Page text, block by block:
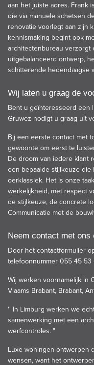
aan het juiste adres. Frank
die via manuele schetsen
renovatie voorlegt aan zijn
kennismaking begint ook
architectenbureau verzorgt
uitgebalanceerd ontwerp,
schitterende hedendaagse
Wij laten u graag de
Bent u geïnteresseerd een
Gruwez nodigt u graag uit
Bij een eerste contact met
gewoonte om eerst te
De droom van iedere klant
een bepaalde stijlkeuze
oerklassiek. Het is onze
werkelijkheid, met respect
de stijlkeuze, de concrete
Communicatie met de
Neem contact met ons
Door het contactformulier
telefoonnummer 055 45 53
Wij werken voornamelijk in
Vlaams Brabant, Brabant,
'' In Limburg werken we
samenwerking met een
werfcontroles. "
Luxe woningen ontwerpen
wensen, want het